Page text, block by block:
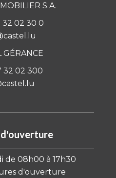
S.A.
32 02 30 0
GÉRANCE
32 02 300
de 08h00 à 17h30
d'ouverture